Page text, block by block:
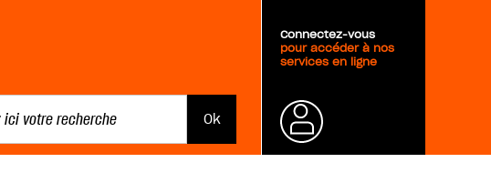
Connectez-vous
pour accéder à nos
services en ligne